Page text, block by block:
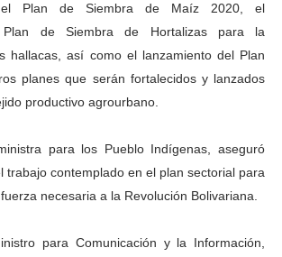
del Plan de Siembra de Maíz 2020, el
Plan de Siembra de Hortalizas para la
hallacas, así como el lanzamiento del Plan
planes que serán fortalecidos y lanzados
productivo agrourbano.
para los Pueblo Indígenas, aseguró
trabajo contemplado en el plan sectorial para
necesaria a la Revolución Bolivariana.
para Comunicación y la Información,